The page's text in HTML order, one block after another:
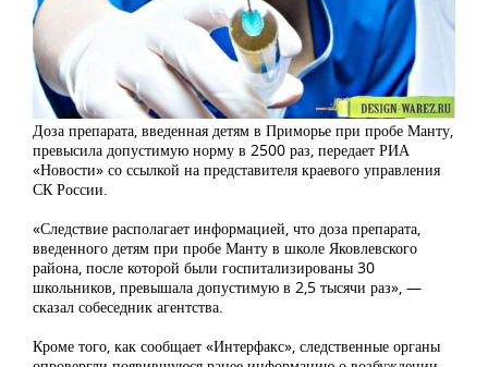
Доза препарата, введенная детям в Приморье при пробе Манту,
превысила допустимую норму в 2500 раз, передает РИА
«Новости» со ссылкой на представителя краевого управления
СК России.
«Следствие располагает информацией, что доза препарата,
введенного детям при пробе Манту в школе Яковлевского
района, после которой были госпитализированы 30
школьников, превышала допустимую в 2,5 тысячи раз», —
сказал собеседник агентства.
Кроме того, как сообщает «Интерфакс», следственные органы